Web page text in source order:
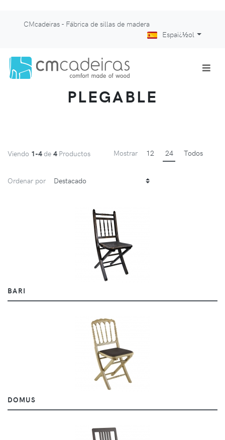
CMcadeiras - Fábrica de sillas de madera
Espaï¿½ol
PLEGABLE
Viendo 1-4de 4 Productos Mostrar 12 24 Todos
Ordenar por
BARI
DOMUS